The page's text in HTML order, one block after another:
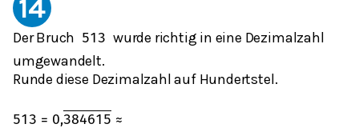
14
Der Bruch 513 wurde richtig in eine Dezimalzahl
umgewandelt.
Runde diese Dezimalzahl auf Hundertstel.
513 = 0,384615 ≈